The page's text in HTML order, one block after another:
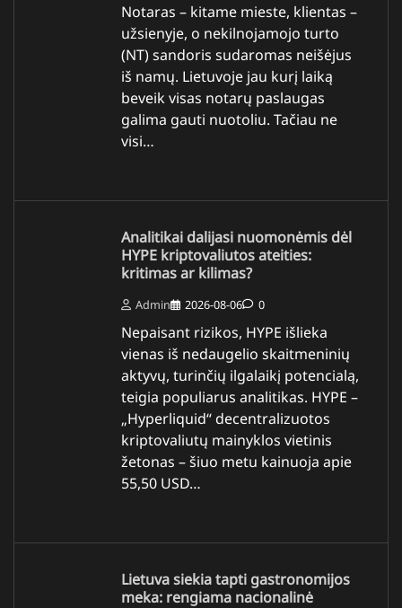
Notaras – kitame mieste, klientas –
užsienyje, o nekilnojamojo turto
(NT) sandoris sudaromas neišėjus
iš namų. Lietuvoje jau kurį laiką
beveik visas notarų paslaugas
galima gauti nuotoliu. Tačiau ne
visi…
Analitikai dalijasi nuomonėmis dėl
HYPE kriptovaliutos ateities:
kritimas ar kilimas?
Admin 2026-08-06 0
Nepaisant rizikos, HYPE išlieka
vienas iš nedaugelio skaitmeninių
aktyvų, turinčių ilgalaikį potencialą,
teigia populiarus analitikas. HYPE –
„Hyperliquid“ decentralizuotos
kriptovaliutų mainyklos vietinis
žetonas – šiuo metu kainuoja apie
55,50 USD…
Lietuva siekia tapti gastronomijos
meka: rengiama nacionalinė